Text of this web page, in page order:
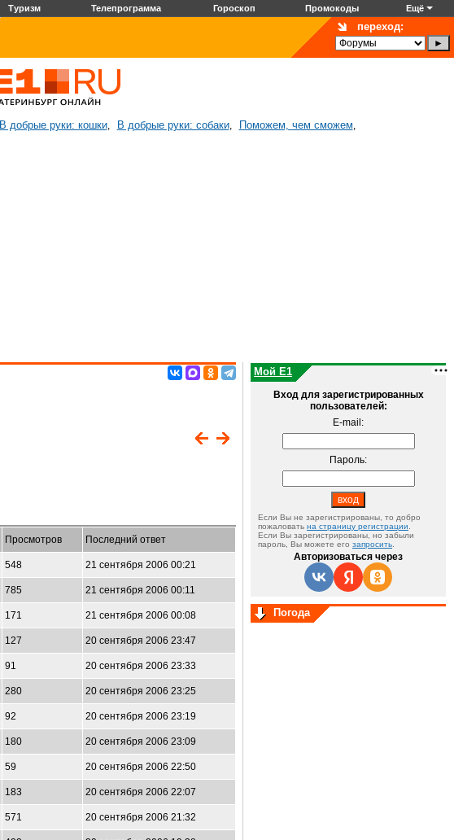
Туризм Телепрограмма Гороскоп Промокоды Ещё
переход:
В добрые руки: кошки, В добрые руки: собаки, Поможем, чем сможем,
Просмотров Последний ответ
548 21 сентября 2006 00:21
785 21 сентября 2006 00:11
171 21 сентября 2006 00:08
127 20 сентября 2006 23:47
91 20 сентября 2006 23:33
280 20 сентября 2006 23:25
92 20 сентября 2006 23:19
180 20 сентября 2006 23:09
59 20 сентября 2006 22:50
183 20 сентября 2006 22:07
571 20 сентября 2006 21:32
Мой E1
Вход для зарегистрированных
пользователей:
E-mail:
Пароль:
Если Вы не зарегистрированы, то добро
пожаловать на страницу регистрации
Если Вы зарегистрированы, но забыли
пароль, Вы можете его запросить
Авторизоваться через
Погода